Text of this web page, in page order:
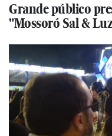
Grande público
"Mossoró Sal &